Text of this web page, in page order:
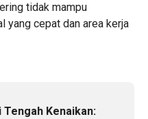
tidak mampu
yang cepat dan area kerja
Tengah Kenaikan: